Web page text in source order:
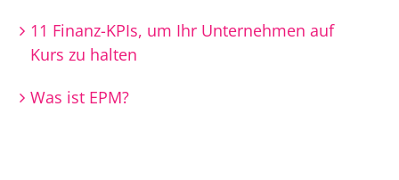
11 Finanz-KPIs, um Ihr Unternehmen auf
Kurs zu halten
Was ist EPM?